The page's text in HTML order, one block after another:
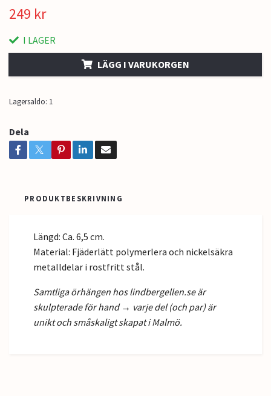
249 kr
I LAGER
LÄGG I VARUKORGEN
Lagersaldo: 1
Dela
PRODUKTBESKRIVNING
Längd: Ca. 6,5 cm.
Material: Fjäderlätt polymerlera och nickelsäkra
metalldelar i rostfritt stål.
Samtliga örhängen hos lindbergellen.se är
skulpterade för hand → varje del (och par) är
unikt och småskaligt skapat i Malmö.